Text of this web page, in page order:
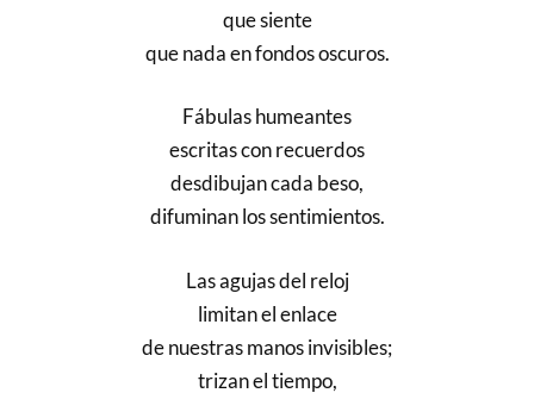
que siente
que nada en fondos oscuros.
Fábulas humeantes
escritas con recuerdos
desdibujan cada beso,
difuminan los sentimientos.
Las agujas del reloj
limitan el enlace
de nuestras manos invisibles;
trizan el tiempo,